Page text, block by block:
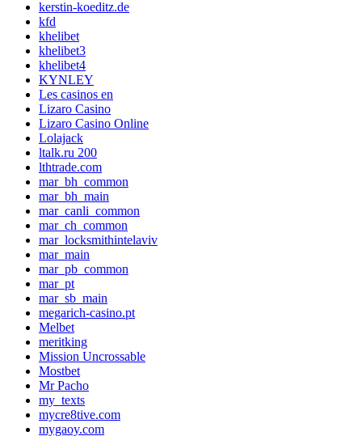
kerstin-koeditz.de
kfd
khelibet
khelibet3
khelibet4
KYNLEY
Les casinos en
Lizaro Casino
Lizaro Casino Online
Lolajack
ltalk.ru 200
lthtrade.com
mar_bh_common
mar_bh_main
mar_canli_common
mar_ch_common
mar_locksmithintelaviv
mar_main
mar_pb_common
mar_pt
mar_sb_main
megarich-casino.pt
Melbet
meritking
Mission Uncrossable
Mostbet
Mr Pacho
my_texts
mycre8tive.com
mygaoy.com